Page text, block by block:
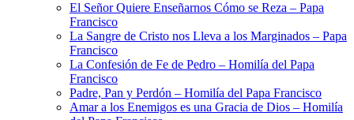
El Señor Quiere Enseñarnos Cómo se Reza – Papa
Francisco
La Sangre de Cristo nos Lleva a los Marginados – Papa
Francisco
La Confesión de Fe de Pedro – Homilía del Papa
Francisco
Padre, Pan y Perdón – Homilía del Papa Francisco
Amar a los Enemigos es una Gracia de Dios – Homilía